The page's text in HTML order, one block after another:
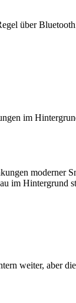
über
im
moderner
im Hintergrund
weiter, aber